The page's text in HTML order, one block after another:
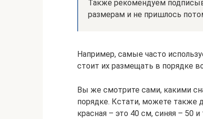
Также рекомендуем
размерам и не пришлось
Например, самые часто
стоит их размещать в порядке
Вы же смотрите сами, какими
порядке. Кстати, можете также
красная – это 40 см, синяя – 50 и